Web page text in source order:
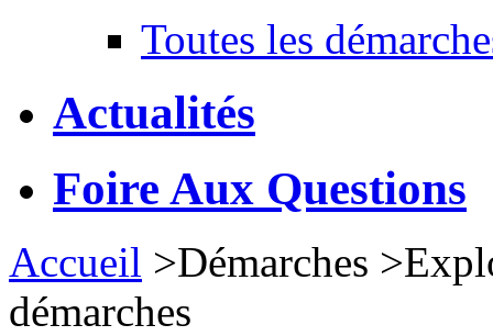
Toutes les
Actualités
Foire Aux Questions
Accueil >Démarches >
démarches